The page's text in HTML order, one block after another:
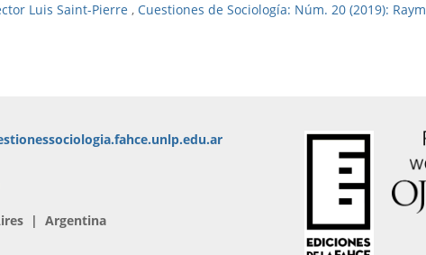
Luis Saint-Pierre , Cuestiones de Sociología: Núm. 20 (2019):
| Argentina